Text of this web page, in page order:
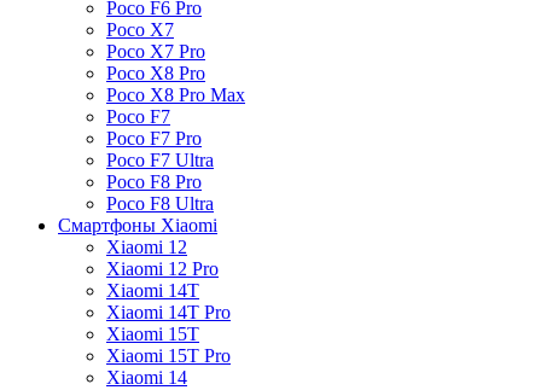
Poco F6 Pro
Poco X7
Poco X7 Pro
Poco X8 Pro
Poco X8 Pro Max
Poco F7
Poco F7 Pro
Poco F7 Ultra
Poco F8 Pro
Poco F8 Ultra
Смартфоны Xiaomi
Xiaomi 12
Xiaomi 12 Pro
Xiaomi 14T
Xiaomi 14T Pro
Xiaomi 15T
Xiaomi 15T Pro
Xiaomi 14